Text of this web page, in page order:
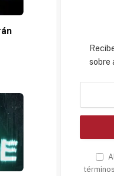
sobre